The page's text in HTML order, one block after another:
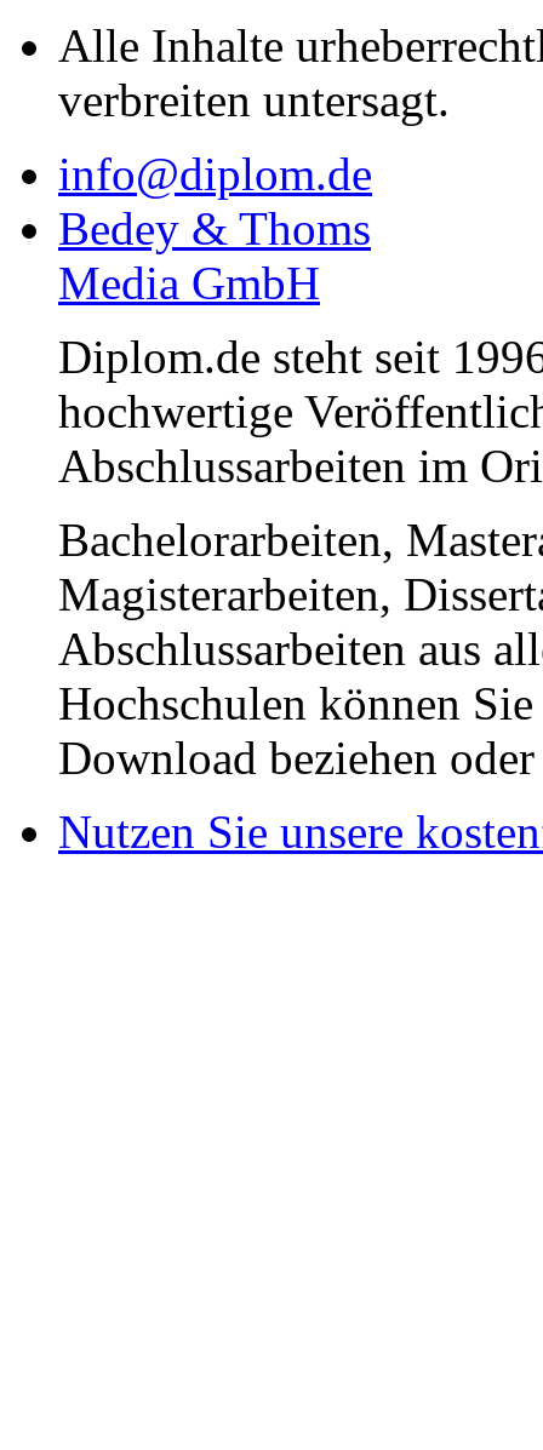
Alle Inhalte
verbreiten untersagt.
info@diplom.de
Bedey & Thoms
Media GmbH
Diplom.de steht seit
hochwertige
Abschlussarbeiten im
Bachelorarbeiten,
Magisterarbeiten,
Abschlussarbeiten aus
Hochschulen können
Download beziehen
Nutzen Sie unsere